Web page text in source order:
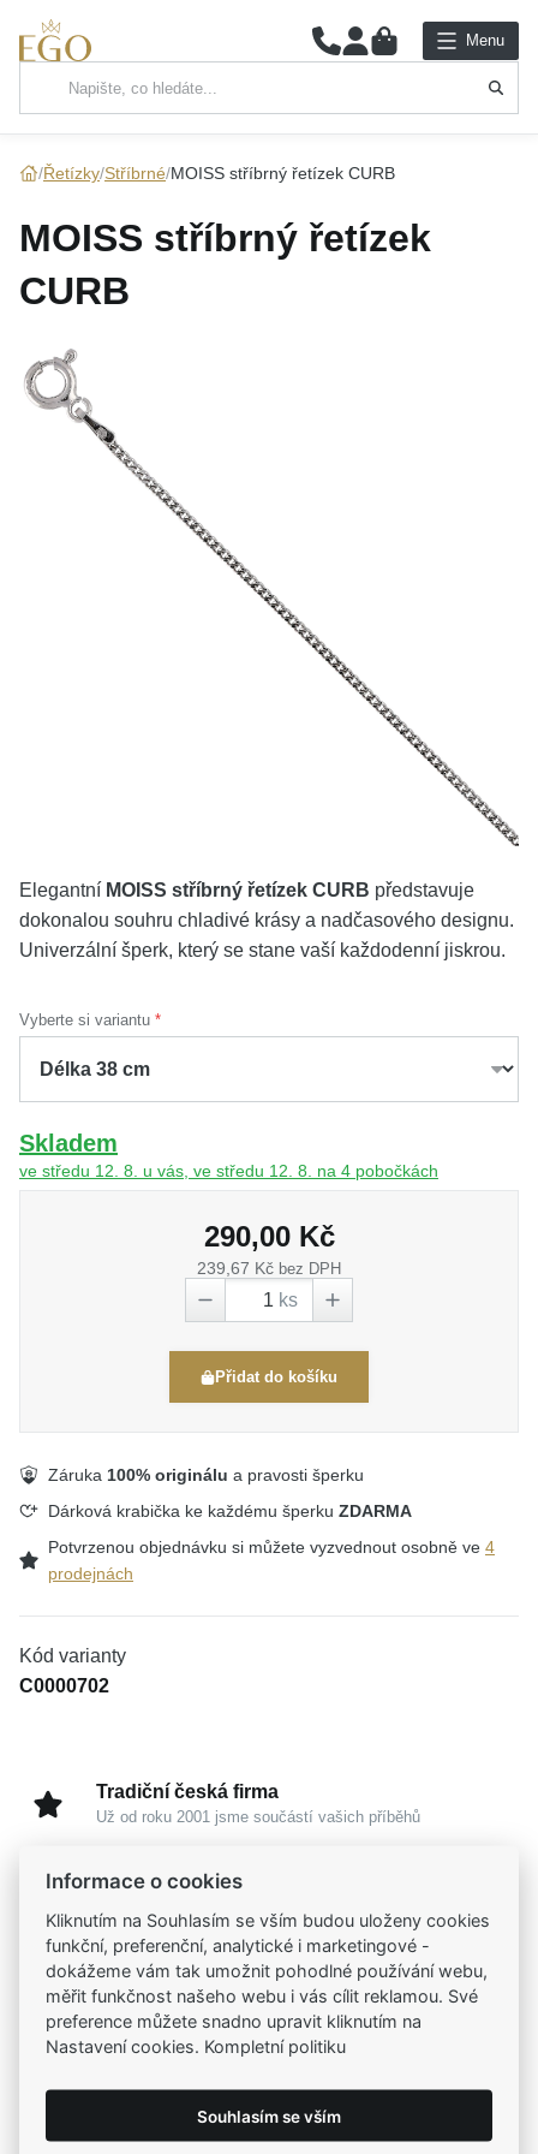
0 Menu
Hlavní kategorie
PRSTENY
NÁUŠNICE
Slovensko
Řetízky Stříbrné MOISS stříbrný řetízek CURB
MOISS stříbrný řetízek
CURB
Elegantní MOISS stříbrný řetízek CURB představuje
dokonalou souhru chladivé krásy a nadčasového designu.
Univerzální šperk, který se stane vaší každodenní jiskrou.
Vyberte si variantu
Skladem
ve středu 12. 8. u vás, ve středu 12. 8. na 4 pobočkách
290,00 Kč
239,67 Kč bez DPH
ks
Přidat do košíku
Záruka 100% originálu a pravosti šperku
Dárková krabička ke každému šperku ZDARMA
Potvrzenou objednávku si můžete vyzvednout osobně ve 4
prodejnách
Kód varianty
C0000702
Tradiční česká firma
Už od roku 2001 jsme součástí vašich příběhů
Široký výběr produktů
Na našem e-shopu máte výběr z tisíců šperků
Garance vysoké kvality
Certifikáty původu a kvality k vybraným šperkům
Zastavte se do jedné z našich 4 prodejen
Informace o cookies
Kliknutím na Souhlasím se vším budou uloženy cookies
funkční, preferenční, analytické i marketingové -
dokážeme vám tak umožnit pohodlné používání webu,
měřit funkčnost našeho webu i vás cílit reklamou. Své
preference můžete snadno upravit kliknutím na
Nastavení cookies. Kompletní politiku
Souhlasím se vším